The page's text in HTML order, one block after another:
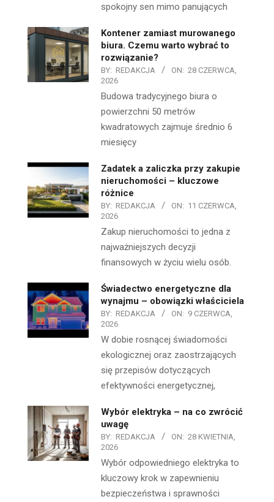
spokojny sen mimo panujących
Kontener zamiast murowanego
biura. Czemu warto wybrać to
rozwiązanie?
BY: REDAKCJA ON: 28 CZERWCA,
2026
Budowa tradycyjnego biura o
powierzchni 50 metrów
kwadratowych zajmuje średnio 6
miesięcy
Zadatek a zaliczka przy zakupie
nieruchomości – kluczowe
różnice
BY: REDAKCJA ON: 11 CZERWCA,
2026
Zakup nieruchomości to jedna z
najważniejszych decyzji
finansowych w życiu wielu osób.
Świadectwo energetyczne dla
wynajmu – obowiązki właściciela
BY: REDAKCJA ON: 9 CZERWCA,
2026
W dobie rosnącej świadomości
ekologicznej oraz zaostrzających
się przepisów dotyczących
efektywności energetycznej,
Wybór elektryka – na co zwrócić
uwagę
BY: REDAKCJA ON: 28 KWIETNIA,
2026
Wybór odpowiedniego elektryka to
kluczowy krok w zapewnieniu
bezpieczeństwa i sprawności